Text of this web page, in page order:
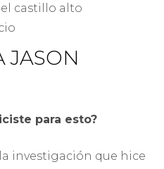
castillo alto
JASON
para esto?
investigación que hice